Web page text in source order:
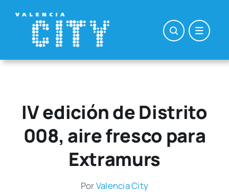
contenido
IV edición de Distrito
008, aire fresco para
Extramurs
PorValen­cia City